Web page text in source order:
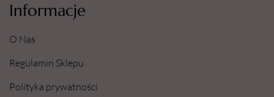
Informacje
O Nas
Regulamin Sklepu
Polityka prywatności